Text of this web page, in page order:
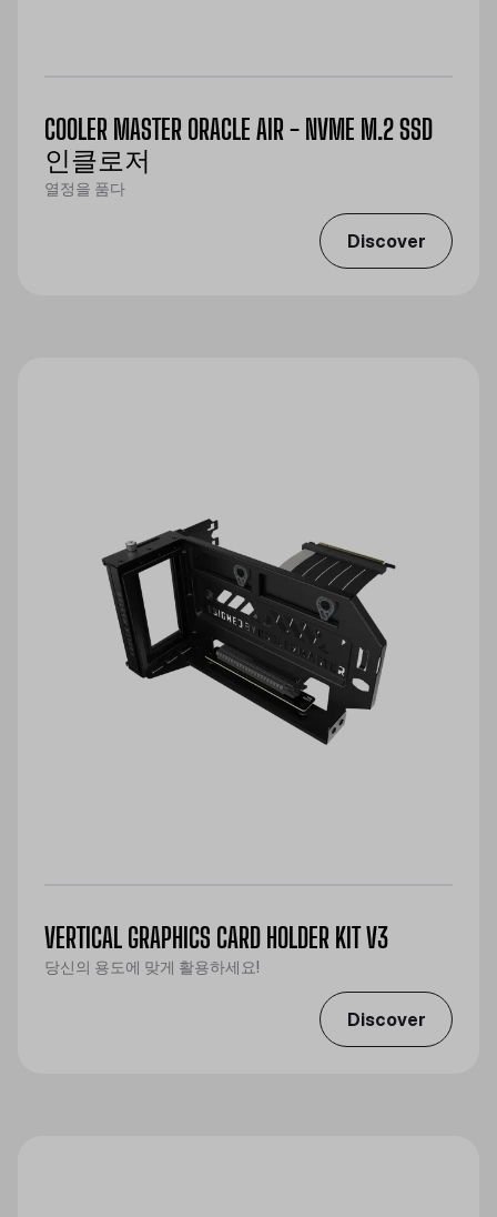
COOLER MASTER ORACLE AIR - NVME M.2 SSD
인클로저
열정을 품다
Discover
VERTICAL GRAPHICS CARD HOLDER KIT V3
당신의 용도에 맞게 활용하세요!
Discover